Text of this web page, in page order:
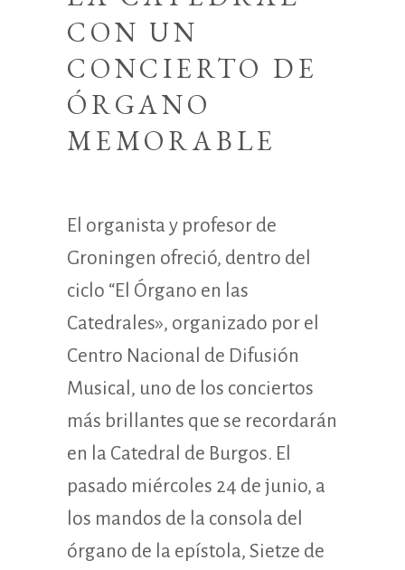
CON UN
CONCIERTO DE
ÓRGANO
MEMORABLE
El organista y profesor de
Groningen ofreció, dentro del
ciclo “El Órgano en las
Catedrales», organizado por el
Centro Nacional de Difusión
Musical, uno de los conciertos
más brillantes que se recordarán
en la Catedral de Burgos. El
pasado miércoles 24 de junio, a
los mandos de la consola del
órgano de la epístola, Sietze de